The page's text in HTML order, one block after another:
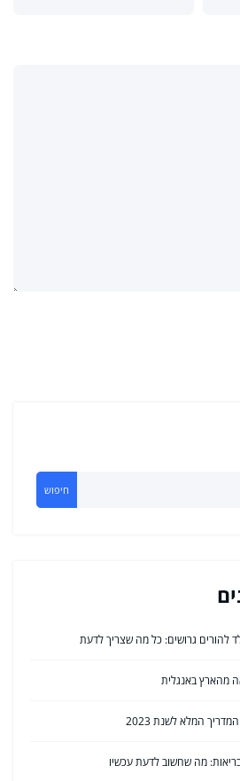
חיפוש
להורים גרושים: כל מה שצריך לדעת
מהארץ באנגלית
המלא לשנת 2023
מה שחשוב לדעת עכשיו